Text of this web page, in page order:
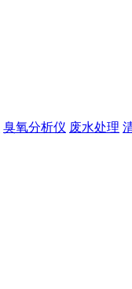
臭氧分析仪 废水处理